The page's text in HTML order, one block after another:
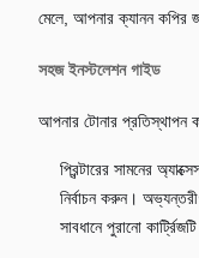
মেলে, আপনার ক্যানন কপির
সহজ ইনস্টলেশন গাইড
আপনার টোনার প্রতিস্থাপন
প্রিন্টারের সামনের
নির্বাচন করুন।
সাবধানে পুরানো